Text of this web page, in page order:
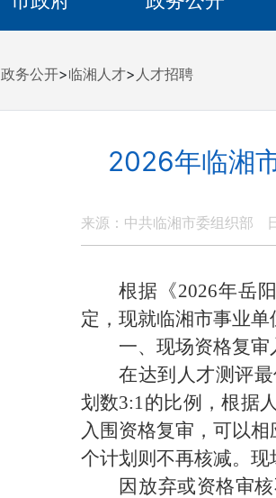
政务公开>临湘人才> 人才招聘
2026年临湘
来源：中共临湘市委组织部
根据《2026年岳
定，现就临湘市事业
一、现场资格复审
在达到人才测评
划数3:1的比例，根据
入围资格复审，可以
个计划则不再核减。现
因放弃或资格审